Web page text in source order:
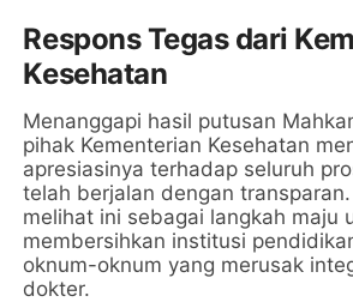
Respons Tegas dari
Kesehatan
Menanggapi hasil putusan
pihak Kementerian Kesehatan
apresiasinya terhadap seluruh
telah berjalan dengan
melihat ini sebagai langkah maju
membersihkan institusi
oknum-oknum yang merusak
dokter.